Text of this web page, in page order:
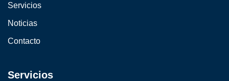
Servicios
Noticias
Contacto
Servicios